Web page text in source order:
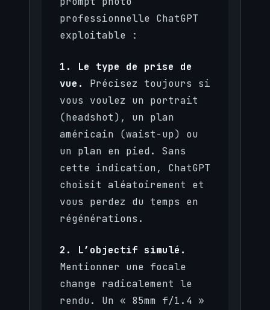
professionnelle ChatGPT
exploitable :
1. Le type de prise de
vue.
Précisez toujours si
vous voulez un portrait
(headshot), un plan
américain (waist-up) ou
un plan en pied. Sans
cette indication, ChatGPT
choisit aléatoirement et
vous perdez du temps en
régénérations.
2. L’objectif simulé.
Mentionner une focale
change radicalement le
rendu. Un « 85mm f/1.4 »